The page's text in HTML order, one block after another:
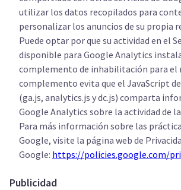
utilizar los datos recopilados para
personalizar los anuncios de su propia
Puede optar por que su actividad en el
disponible para Google Analytics
complemento de inhabilitación para el
complemento evita que el JavaScript
(ga.js, analytics.js y dc.js) comparta
Google Analytics sobre la actividad de
Para más información sobre las
Google, visite la página web de
Google: https://policies.google.com/
Publicidad